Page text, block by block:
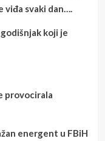
viđa svaki dan….
koji je
provocirala
energent u FBiH